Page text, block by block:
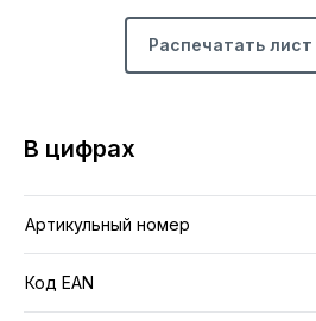
Распечатать
В цифрах
Артикульный номер
Код EAN